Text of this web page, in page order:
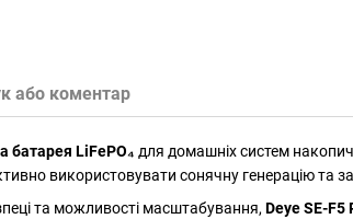
або коментар
батарея LiFePO₄ для домашніх систем
використовувати сонячну генерацію та
та можливості масштабування, Deye SE-F5